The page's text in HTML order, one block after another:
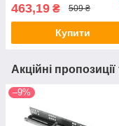
463,19 ₴ 509 ₴
Купити
Акційні
–9%